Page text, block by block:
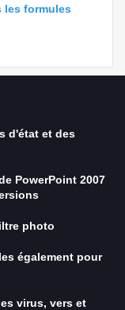
les formules
d'état et des
PowerPoint 2007
photo
également pour
virus, vers et